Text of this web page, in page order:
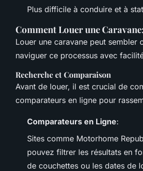
Plus difficile à conduire et à
Comment Louer une
Louer une caravane peut
naviguer ce processus avec
Recherche et Comparaison
Avant de louer, il est crucial de
comparateurs en ligne pour
Comparateurs en Ligne:
Sites comme Motorhome
pouvez filtrer les résultats en
de couchettes ou les dates de